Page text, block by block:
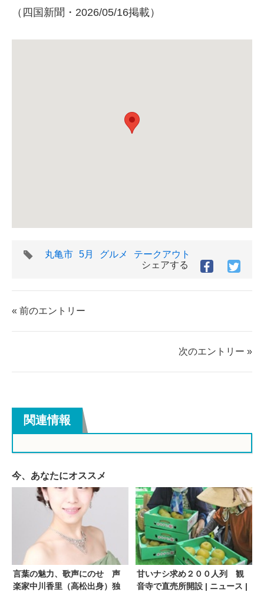
（四国新聞・2026/05/16掲載）
タ
丸亀市 5月 グルメ
テークアウト
シェアする
Facebook
シ
す
シ
す
« 前のエントリー
次のエントリー »
関連情報
今、あなたにオススメ
言葉の魅力、歌声にのせ 声
楽家中川香里（高松出身）独
甘いナシ求め２００人列 観
音寺で直売所開設 | ニュース |